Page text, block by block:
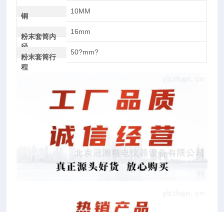
铜
10MM
粉末套筒内
径
16mm
粉末套筒行
程
50?mm?